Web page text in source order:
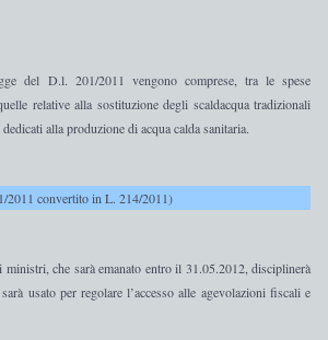
del D.l. 201/2011 vengono comprese, tra le spese
relative alla sostituzione degli scaldacqua tradizionali
dedicati alla produzione di acqua calda sanitaria.
2011 convertito in L. 214/2011)
che sarà emanato entro il 31.05.2012, disciplinerà
usato per regolare l’accesso alle agevolazioni fiscali e